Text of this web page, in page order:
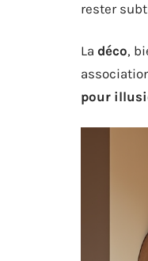
rester
La déco,
pour